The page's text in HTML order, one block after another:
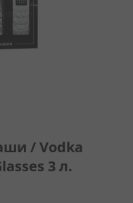
/ Vodka
3 л.